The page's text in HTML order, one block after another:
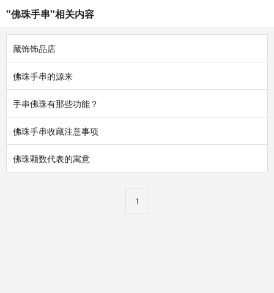
"佛珠手串"相关内容
藏饰饰品店
佛珠手串的源来
手串佛珠有那些功能？
佛珠手串收藏注意事项
佛珠颗数代表的寓意
1